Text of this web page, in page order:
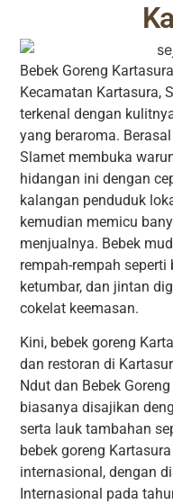
Bebek Goreng
Kecamatan Kartasura,
terkenal dengan
yang beraroma.
Slamet membuka
hidangan ini dengan
kalangan penduduk
kemudian memicu
menjualnya. Bebek
rempah-rempah
ketumbar, dan jintan
cokelat keemasan.
Kini, bebek goreng
dan restoran di
Ndut dan Bebek
biasanya disajikan
serta lauk tambahan
bebek goreng
internasional, dengan
Internasional pada